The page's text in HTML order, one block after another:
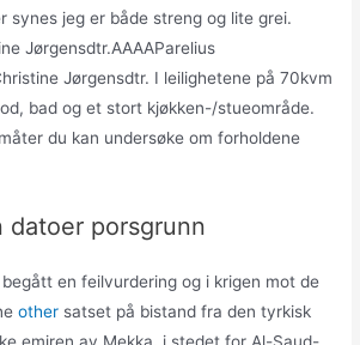
synes jeg er både streng og lite grei.
Jørgensdtr.AAAAParelius
Jørgensdtr. I leilighetene på 70kvm
bad og et stort kjøkken-/stueområde.
du kan undersøke om forholdene
datoer porsgrunn
en feilvurdering og i krigen mot de
other satset på bistand fra den tyrkisk